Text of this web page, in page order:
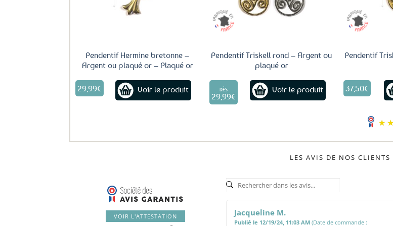
page
du
page
Pendentif Hermine bretonne –
Argent ou plaqué or – Plaqué or
29,99€ Voir le produit
Pendentif Triskell rond – Argent ou
plaqué or
DÈS
29,99€
Voir le produit
Ce
produit
options
du
produit
Pendentif
37,50€
LES AVIS DE NOS CLIENTS
VOIR L'ATTESTATION Jacqueline M.
Publié le 12/19/24, 11:03 AM (Date de commande :